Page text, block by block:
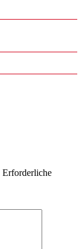
Erforderliche